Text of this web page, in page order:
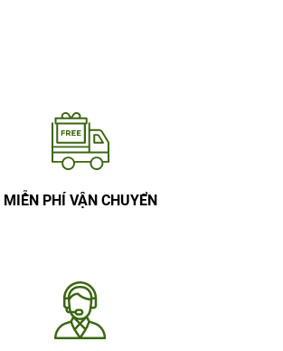
MIỄN PHÍ VẬN CHUYỂN